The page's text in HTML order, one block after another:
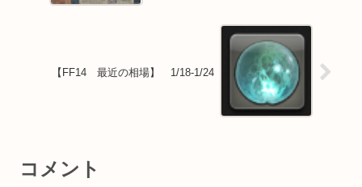
【FF14 最近の相場】 1/18-1/24
コメント